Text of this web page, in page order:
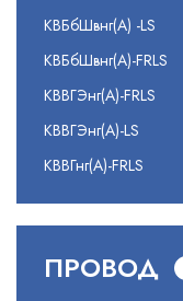
КВБбШвнг(А) -LS
КВБбШвнг(А)-FRLS
КВВГЭнг(А)-FRLS
КВВГЭнг(А)-LS
КВВГнг(А)-FRLS
ПРОВОД